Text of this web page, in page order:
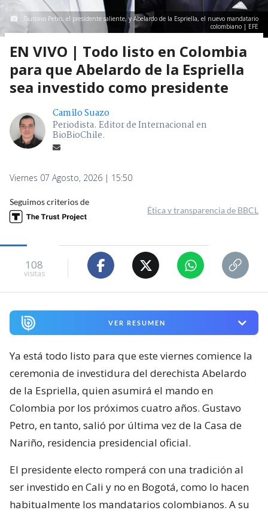
Gustavo Petro, el presidente saliente, y Abelardo de la Espriella, el nuevo mandatario
colombiano | EFE
EN VIVO | Todo listo en Colombia
para que Abelardo de la Espriella
sea investido como presidente
Camilo Suazo
Periodista. Editor de Internacional en
BioBioChile.
Viernes 07 Agosto, 2026 | 15:50
Seguimos criterios de
Ética y transparencia de BBCL
108
visitas
VER RESUMEN
Ya está todo listo para que este viernes comience la
ceremonia de investidura del derechista Abelardo
de la Espriella, quien asumirá el mando en
Colombia por los próximos cuatro años. Gustavo
Petro, en tanto, salió por última vez de la Casa de
Nariño, residencia presidencial oficial.
El presidente electo romperá con una tradición al
ser investido en Cali y no en Bogotá, como lo hacen
habitualmente los mandatarios colombianos. A su